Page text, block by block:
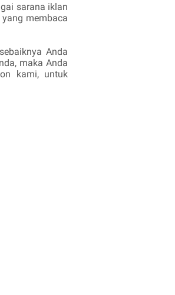
sarana iklan
membaca
Anda
maka Anda
kami, untuk